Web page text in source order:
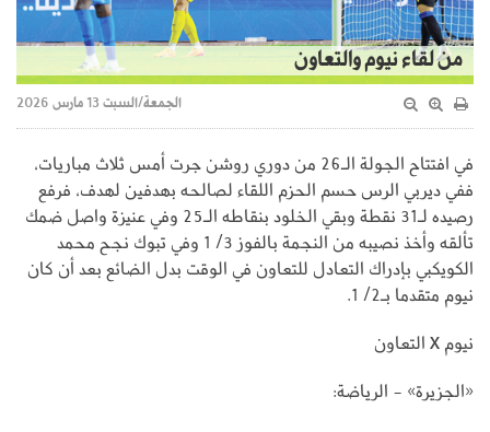
من لقاء نيوم والتعاون
الجمعة/السبت 13 مارس 2026
في افتتاح الجولة الـ26 من دوري روشن جرت أمس ثلاث مباريات،
ففي ديربي الرس حسم الحزم اللقاء لصالحه بهدفين لهدف، فرفع
رصيده لـ31 نقطة وبقي الخلود بنقاطه الـ25 وفي عنيزة واصل ضمك
تألقه وأخذ نصيبه من النجمة بالفوز 3/ 1 وفي تبوك نجح محمد
الكويكبي بإدراك التعادل للتعاون في الوقت بدل الضائع بعد أن كان
نيوم متقدما بـ2/ 1.
نيوم X التعاون
«الجزيرة» - الرياضة: